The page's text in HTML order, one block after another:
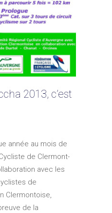
2013, c’est
année au mois de
de Clermont-
avec les
de
Clermontoise,
de la